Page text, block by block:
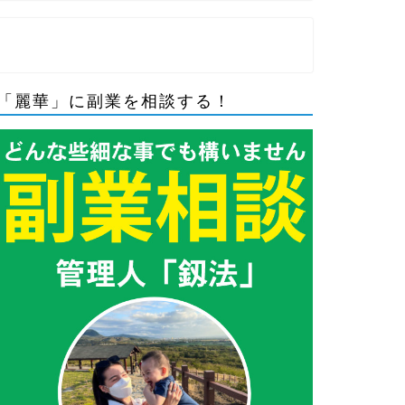
「麗華」に副業を相談する！